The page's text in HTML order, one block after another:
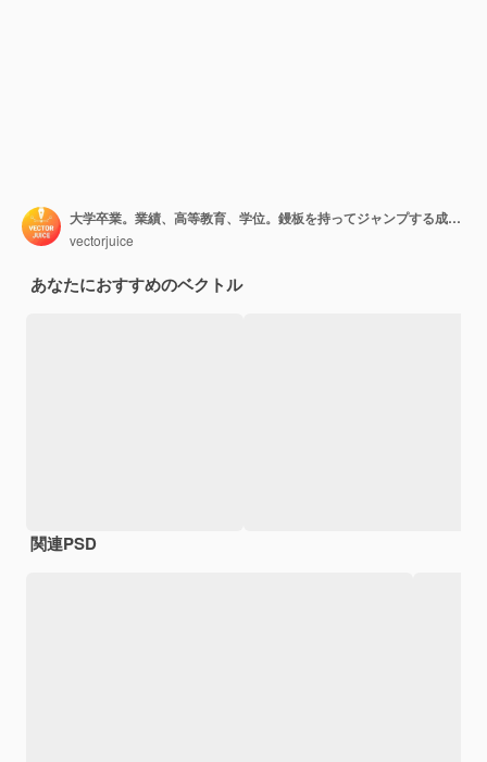
大学卒業。業績、高等教育、学位。鏝板を持ってジャンプする成功した学生。自己啓発。
vectorjuice
あなたにおすすめのベクトル
関連PSD